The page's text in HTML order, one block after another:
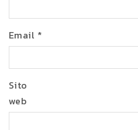
Email *
Sito
web